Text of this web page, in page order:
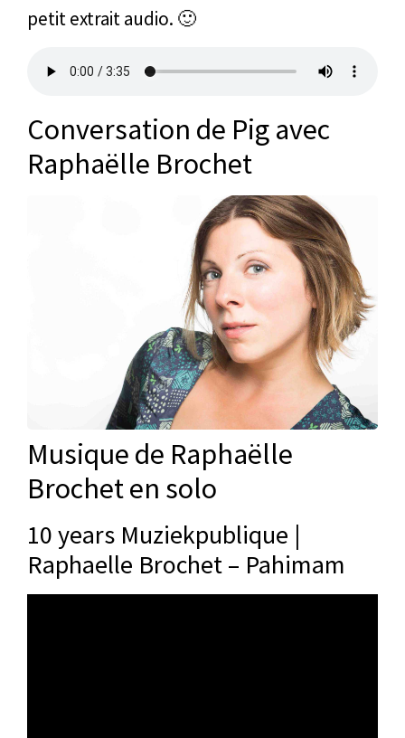
petit extrait audio. 🙂
Conversation de Pig avec
Raphaëlle Brochet
Musique de Raphaëlle
Brochet en solo
10 years Muziekpublique |
Raphaelle Brochet – Pahimam